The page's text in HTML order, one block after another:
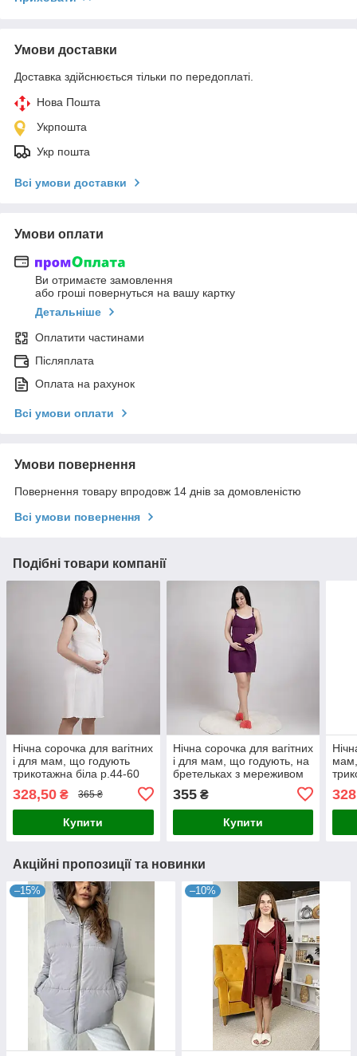
Умови доставки
Доставка здійснюється тільки по передоплаті.
Нова Пошта
Укрпошта
Укр пошта
Всі умови доставки
Умови оплати
Ви отримаєте замовлення
або гроші повернуться на вашу картку
Детальніше
Оплатити частинами
Післяплата
Оплата на рахунок
Всі умови оплати
Умови повернення
Повернення товару впродовж 14 днів за домовленістю
Всі умови повернення
Подібні товари компанії
Нічна сорочка для вагітних
і для мам, що годують
трикотажна біла р.44-60
328,50 ₴ 365 ₴
Купити
Нічна сорочка для вагітних
і для мам, що годують, на
бретельках з мереживом
однотонна літня сливовий
44-60р.
355₴
Купити
Акційні пропозиції та новинки
–15% –10%